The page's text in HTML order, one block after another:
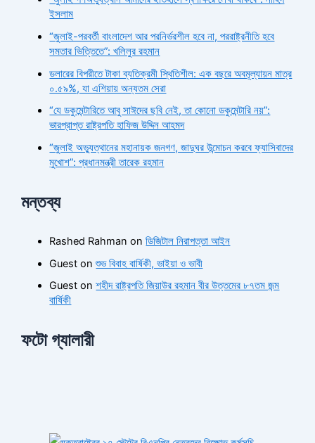
ইসলাম
“জুলাই-পরবর্তী বাংলাদেশ আর পরনির্ভরশীল হবে না, পররাষ্ট্রনীতি হবে
সমতার ভিত্তিতে”: খলিলুর রহমান
ডলারের বিপরীতে টাকা ব্যতিক্রমী স্থিতিশীল: এক বছরে অবমূল্যায়ন মাত্র
০.৫৯%, যা এশিয়ায় অন্যতম সেরা
“যে ডকুমেন্টারিতে আবু সাঈদের ছবি নেই, তা কোনো ডকুমেন্টারি নয়”:
ভারপ্রাপ্ত রাষ্ট্রপতি হাফিজ উদ্দিন আহমদ
“জুলাই অভ্যুত্থানের মহানায়ক জনগণ, জাদুঘর উন্মোচন করবে ফ্যাসিবাদের
মুখোশ”: প্রধানমন্ত্রী তারেক রহমান
মন্তব্য
Rashed Rahman onডিজিটাল নিরাপত্তা আইন
Guest onশুভ বিবাহ বার্ষিকী, ভাইয়া ও ভাবী
Guest onশহীদ রাষ্ট্রপতি জিয়াউর রহমান বীর উত্তমের ৮৭তম জন্ম
বার্ষিকী
ফটো গ্যালারী